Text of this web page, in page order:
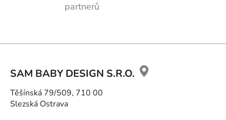
partnerů
SAM BABY DESIGN S.R.O.
Těšínská 79/509, 710 00
Slezská Ostrava